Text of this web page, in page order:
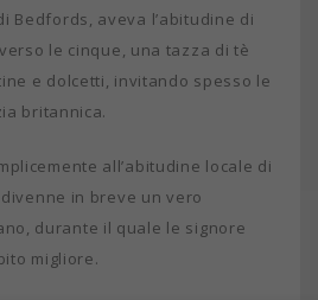
Bedfords, aveva l’abitudine di
le cinque, una tazza di tè
e dolcetti, invitando spesso le
britannica.
all’abitudine locale di
in breve un vero
durante il quale le signore
migliore.